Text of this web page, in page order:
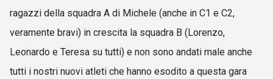
ragazzi della squadra A di Michele (anche in C1 e C2,
veramente bravi) in crescita la squadra B (Lorenzo,
Leonardo e Teresa su tutti) e non sono andati male anche
tutti i nostri nuovi atleti che hanno esodito a questa gara